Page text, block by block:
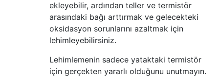
ekleyebilir, ardından teller ve termistör
arasındaki bağı arttırmak ve gelecekteki
oksidasyon sorunlarını azaltmak için
lehimleyebilirsiniz.
Lehimlemenin sadece yataktaki termistör
için gerçekten yararlı olduğunu unutmayın.